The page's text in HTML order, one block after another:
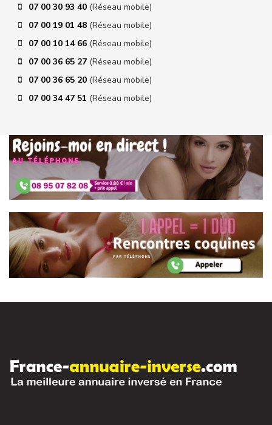
07 00 30 93 40 (Réseau mobile)
07 00 19 01 48 (Réseau mobile)
07 00 10 14 66 (Réseau mobile)
07 00 36 65 27 (Réseau mobile)
07 00 36 65 20 (Réseau mobile)
07 00 34 47 51 (Réseau mobile)